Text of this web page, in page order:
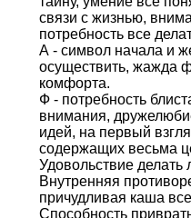
связи с жизнью,
потребность все
А - символ начала и
осуществить, жажда
комфорта.
Ф - потребность
внимания,
идей, на первый
содержащих весьма
Удовольствие
Внутренняя
причудливая каша
Способность